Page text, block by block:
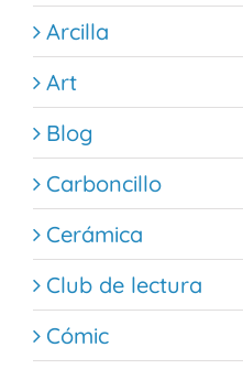
Arcilla
Art
Blog
Carboncillo
Cerámica
Club de lectura
Cómic